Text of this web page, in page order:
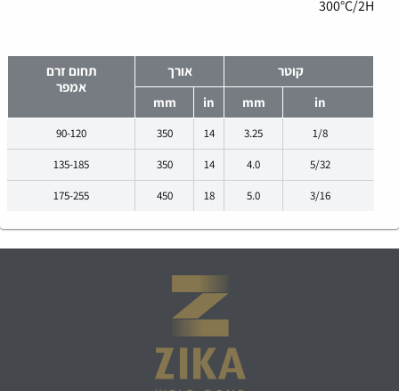
300°C/2H
קוטר אורך
תחום זרם
אמפר
in
mm
in
mm
1/8
3.25
14
350
90-120
5/32
4.0
14
350
135-185
3/16
5.0
18
450
175-255